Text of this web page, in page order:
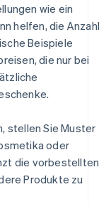
wie ein
helfen, die Anzahl
Beispiele
die nur bei
stellen Sie Muster
oder
die vorbestellten
Produkte zu